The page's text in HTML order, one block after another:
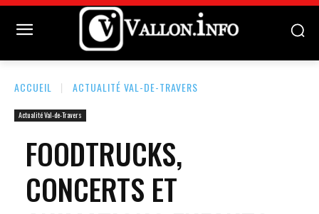
ACCUEIL ACTUALITÉ VAL-DE-TRAVERS
Actualité Val-de-Travers
FOODTRUCKS,
CONCERTS ET